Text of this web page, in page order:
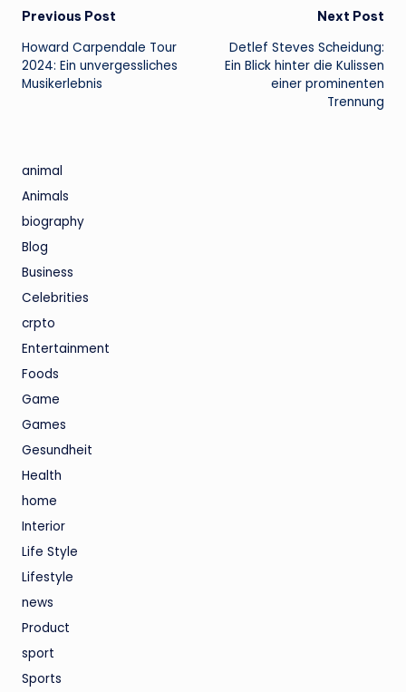
Post
navigation
Previous Post
Howard Carpendale Tour
2024: Ein unvergessliches
Musikerlebnis
Next Post
Detlef Steves Scheidung:
Ein Blick hinter die Kulissen
einer prominenten
Trennung
animal
Animals
biography
Blog
Business
Celebrities
crpto
Entertainment
Foods
Game
Games
Gesundheit
Health
home
Interior
Life Style
Lifestyle
news
Product
sport
Sports